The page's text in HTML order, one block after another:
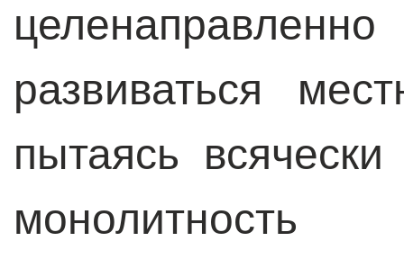
развиваться
пытаясь
монолитность